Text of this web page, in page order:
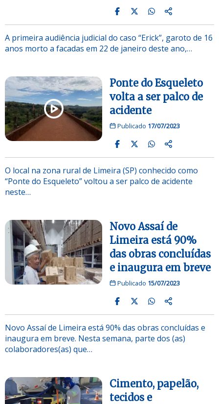
A primeira audiência judicial do caso “Erick”, garoto de 16
anos morto a facadas em 22 de janeiro deste ano,…
Ponte do Esqueleto
volta a ser palco de
acidente
Publicado 17/07/2023
O local na zona rural de Limeira (SP) conhecido como
“Ponte do Esqueleto” voltou a ser palco de acidente
neste…
Novo Assaí de
Limeira está 90%
das obras concluídas
e inaugura em breve
Publicado 15/07/2023
Novo Assaí de Limeira está 90% das obras concluídas e
inaugura em breve. Nesta semana, parte dos (as)
colaboradores(as) que…
Cimento, papelão,
tecidos e